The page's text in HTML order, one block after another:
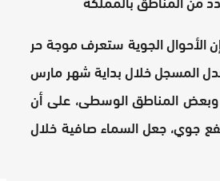
الأحوال الجوية ستعرف موجة حر
المسجل خلال بداية شهر مارس
وبعض المناطق الوسطى، على أن
جوي، جعل السماء صافية خلال